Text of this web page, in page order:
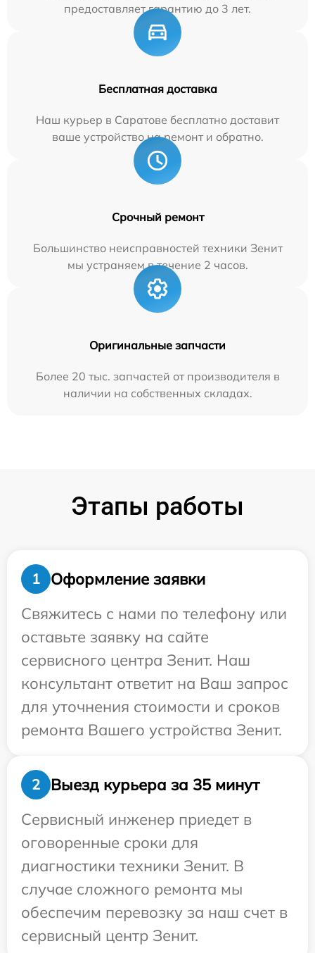
предоставляет гарантию до 3 лет.
Бесплатная доставка
Наш курьер в Саратове бесплатно доставит
ваше устройство на ремонт и обратно.
Срочный ремонт
Большинство неисправностей техники Зенит
мы устраняем в течение 2 часов.
Оригинальные запчасти
Более 20 тыс. запчастей от производителя в
наличии на собственных складах.
Этапы работы
1
Оформление заявки
Свяжитесь с нами по телефону или
оставьте заявку на сайте
сервисного центра Зенит. Наш
консультант ответит на Ваш запрос
для уточнения стоимости и сроков
ремонта Вашего устройства Зенит.
2
Выезд курьера за 35 минут
Сервисный инженер приедет в
оговоренные сроки для
диагностики техники Зенит. В
случае сложного ремонта мы
обеспечим перевозку за наш счет в
сервисный центр Зенит.